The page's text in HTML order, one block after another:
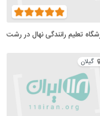
تعلیم رانندگی نهال در رشت
گیلان